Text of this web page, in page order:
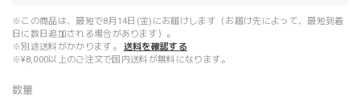
※この商品は、最短で8月14日(金)にお届けします（お届け先によって、最短到着
日に数日追加される場合があります）。
※別途送料がかかります。
送料を確認する
※¥8,000以上のご注文で国内送料が無料になります。
数量